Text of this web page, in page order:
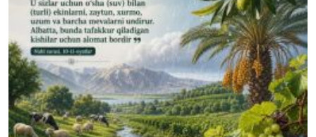
Ўзбекистон Республикаси
“Янги Ўзбекистон ёшлари —
стратегияси ижросини
мақсадида Навоий вилоятида ёш
хатиб ва имом-ноиблар